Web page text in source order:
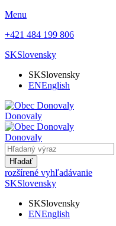
Menu
+421 484 199 806
SKSlovensky
SKSlovensky
ENEnglish
Donovaly
Donovaly
Hľadať
rozšírené vyhľadávanie
SKSlovensky
SKSlovensky
ENEnglish